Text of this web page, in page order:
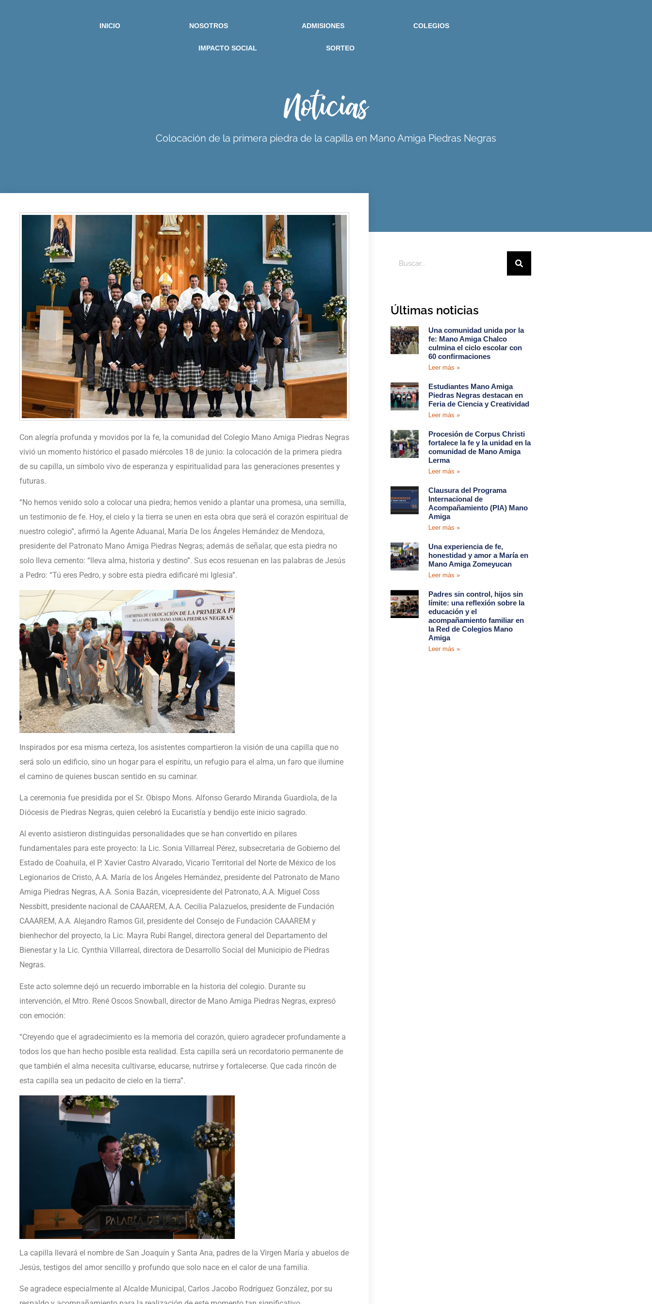
INICIO NOSOTROS ADMISIONES COLEGIOS
IMPACTO SOCIAL SORTEO
Noticias
Colocación de la primera piedra de la capilla en Mano Amiga Piedras Negras
Con alegría profunda y movidos por la fe, la comunidad del Colegio Mano Amiga Piedras Negras
vivió un momento histórico el pasado miércoles 18 de junio: la colocación de la primera piedra
de su capilla, un símbolo vivo de esperanza y espiritualidad para las generaciones presentes y
futuras.
“No hemos venido solo a colocar una piedra; hemos venido a plantar una promesa, una semilla,
un testimonio de fe. Hoy, el cielo y la tierra se unen en esta obra que será el corazón espiritual de
nuestro colegio”, afirmó la Agente Aduanal, María De los Ángeles Hernández de Mendoza,
presidente del Patronato Mano Amiga Piedras Negras; además de señalar, que esta piedra no
solo lleva cemento: “lleva alma, historia y destino”. Sus ecos resuenan en las palabras de Jesús
a Pedro: “Tú eres Pedro, y sobre esta piedra edificaré mi Iglesia”.
Inspirados por esa misma certeza, los asistentes compartieron la visión de una capilla que no
será solo un edificio, sino un hogar para el espíritu, un refugio para el alma, un faro que ilumine
el camino de quienes buscan sentido en su caminar.
La ceremonia fue presidida por el Sr. Obispo Mons. Alfonso Gerardo Miranda Guardiola, de la
Diócesis de Piedras Negras, quien celebró la Eucaristía y bendijo este inicio sagrado.
Al evento asistieron distinguidas personalidades que se han convertido en pilares
fundamentales para este proyecto: la Lic. Sonia Villarreal Pérez, subsecretaria de Gobierno del
Estado de Coahuila, el P. Xavier Castro Alvarado, Vicario Territorial del Norte de México de los
Legionarios de Cristo, A.A. María de los Ángeles Hernández, presidente del Patronato de Mano
Amiga Piedras Negras, A.A. Sonia Bazán, vicepresidente del Patronato, A.A. Miguel Coss
Nessbitt, presidente nacional de CAAAREM, A.A. Cecilia Palazuelos, presidente de Fundación
CAAAREM, A.A. Alejandro Ramos Gil, presidente del Consejo de Fundación CAAAREM y
bienhechor del proyecto, la Lic. Mayra Rubí Rangel, directora general del Departamento del
Bienestar y la Lic. Cynthia Villarreal, directora de Desarrollo Social del Municipio de Piedras
Negras.
Este acto solemne dejó un recuerdo imborrable en la historia del colegio. Durante su
intervención, el Mtro. René Oscos Snowball, director de Mano Amiga Piedras Negras, expresó
con emoción:
“Creyendo que el agradecimiento es la memoria del corazón, quiero agradecer profundamente a
todos los que han hecho posible esta realidad. Esta capilla será un recordatorio permanente de
que también el alma necesita cultivarse, educarse, nutrirse y fortalecerse. Que cada rincón de
esta capilla sea un pedacito de cielo en la tierra”.
La capilla llevará el nombre de San Joaquín y Santa Ana, padres de la Virgen María y abuelos de
Jesús, testigos del amor sencillo y profundo que solo nace en el calor de una familia.
Se agradece especialmente al Alcalde Municipal, Carlos Jacobo Rodríguez González, por su
Últimas noticias
Una comunidad unida por la
fe: Mano Amiga Chalco
culmina el ciclo escolar con
60 confirmaciones
Leer más »
Estudiantes Mano Amiga
Piedras Negras destacan en
Feria de Ciencia y Creatividad
Leer más »
Procesión de Corpus Christi
fortalece la fe y la unidad en la
comunidad de Mano Amiga
Lerma
Leer más »
Clausura del Programa
Internacional de
Acompañamiento (PIA) Mano
Amiga
Leer más »
Una experiencia de fe,
honestidad y amor a María en
Mano Amiga Zomeyucan
Leer más »
Padres sin control, hijos sin
límite: una reflexión sobre la
educación y el
acompañamiento familiar en
la Red de Colegios Mano
Amiga
Leer más »